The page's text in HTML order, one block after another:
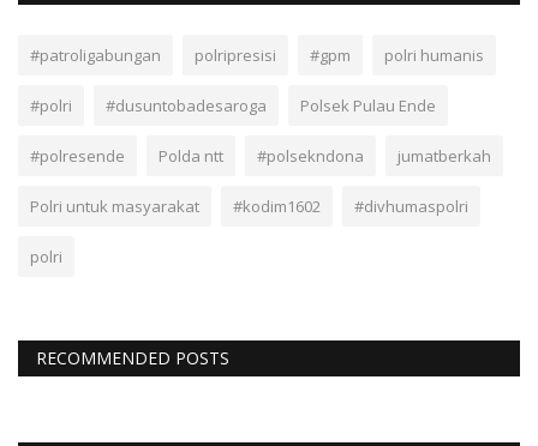
#patroligabungan polripresisi #gpm polri humanis
#polri #dusuntobadesaroga Polsek Pulau Ende
#polresende Polda ntt #polsekndona jumatberkah
Polri untuk masyarakat #kodim1602 #divhumaspolri
polri
RECOMMENDED POSTS